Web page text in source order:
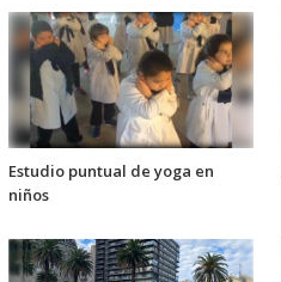
Estudio puntual de yoga en
niños